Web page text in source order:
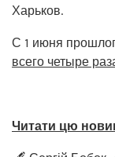
Харьков.
С 1 июня
всего четыре
Читати цю